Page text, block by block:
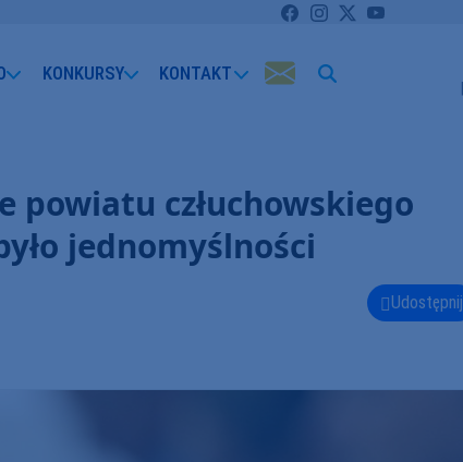
KONKURSY KONTAKT
powiatu człuchowskiego
jednomyślności
Udostępnij